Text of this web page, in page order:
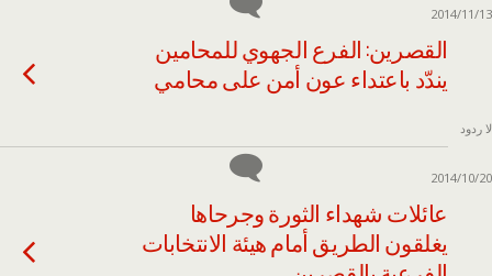
2014/11/13
القصرين: الفرع الجهوي للمحامين
يندّد باعتداء عون أمن على محامي
لا ردود
2014/10/20
عائلات شهداء الثورة وجرحاها
يغلقون الطريق أمام هيئة الانتخابات